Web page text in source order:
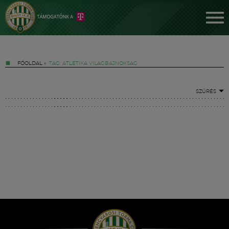
FŐOLDAL » TAG: ATLÉTIKA VILÁGBAJNOKSÁG
SZŰRÉS
Hírek